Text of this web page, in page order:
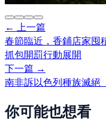
← 上一篇
春節臨近，香鋪店家囤
抓包開罰行動展開
下一篇 →
南非訴以色列種族滅
你可能也想看